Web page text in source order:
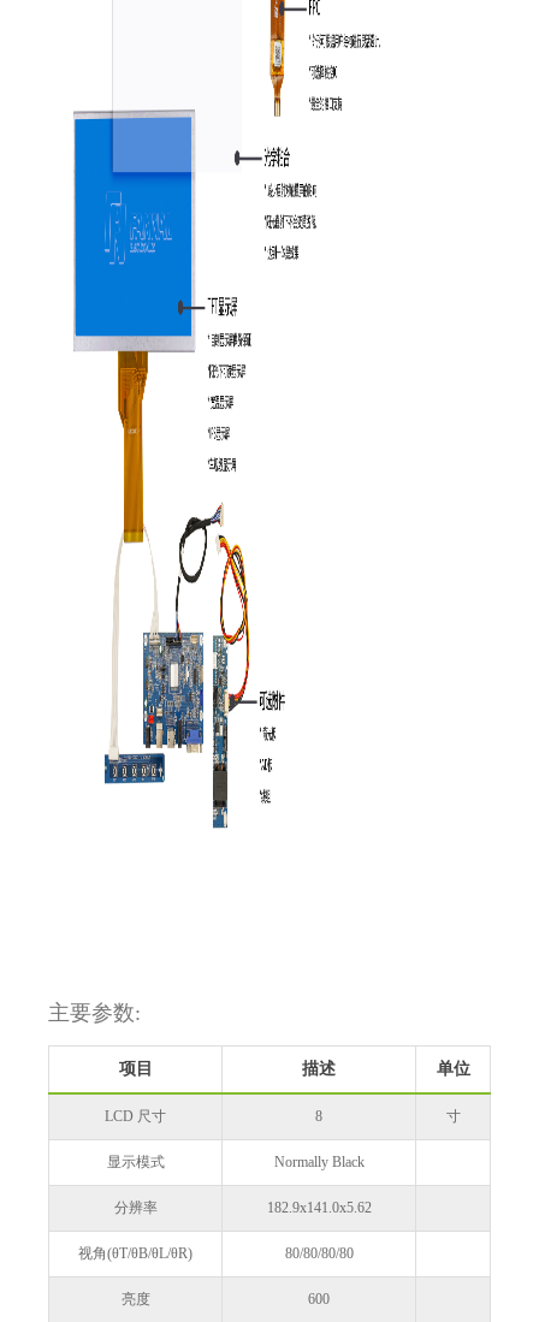
主要参数:
项目 描述 单位
LCD 尺寸 8 寸
显示模式 Normally Black
分辨率 182.9x141.0x5.62
视角(θT/θB/θL/θR) 80/80/80/80
亮度 600